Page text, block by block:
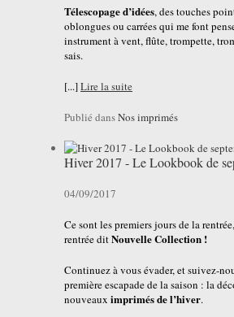
Télescopage d’idées, des touches
oblongues ou carrées qui me font
instrument à vent, flûte, trompette,
sais.
[...]Lire la suite
Publié dansNos imprimés
Hiver 2017 - Le Lookbook de
04/09/2017
Ce sont les premiers jours de la
rentrée ditNouvelle Collection !
Continuez à vous évader, et suivez-
première escapade de la saison : la
nouveaux imprimés de l’hiver.